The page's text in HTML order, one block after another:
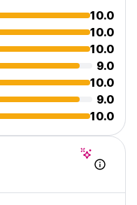
10.0
10.0
10.0
9.0
10.0
9.0
10.0